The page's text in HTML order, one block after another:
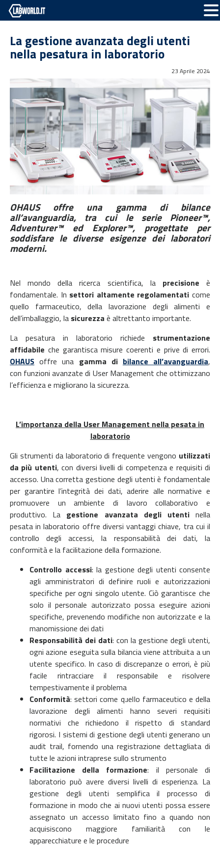
La gestione avanzata degli utenti
nella pesatura in laboratorio
23 Aprile 2024
OHAUS offre una gamma di bilance
all’avanguardia, tra cui le serie Pioneer™,
Adventurer™ ed Explorer™, progettate per
soddisfare le diverse esigenze dei laboratori
moderni.
Nel mondo della ricerca scientifica, la precisione è
fondamentale. In settori altamente regolamentati come
quello farmaceutico, della lavorazione degli alimenti e
dell’imballaggio, la sicurezza è altrettanto importante.
La pesatura in laboratorio richiede strumentazione
affidabile che garantisca misure coerenti e prive di errori.
OHAUS offre una gamma di bilance all’avanguardia,
con funzioni avanzate di User Management che ottimizzano
l’efficienza e migliorano la sicurezza.
L’importanza della User Management nella pesata in
laboratorio
Gli strumenti da laboratorio di frequente vengono utilizzati
da più utenti, con diversi livelli di competenza e requisiti di
accesso. Una corretta gestione degli utenti è fondamentale
per garantire l’integrità dei dati, aderire alle normative e
promuovere un ambiente di lavoro collaborativo e
produttivo. La gestione avanzata degli utentinella
pesata in laboratorio offre diversi vantaggi chiave, tra cui il
controllo degli accessi, la responsabilità dei dati, la
conformità e la facilitazione della formazione.
Controllo accessi: la gestione degli utenti consente
agli amministratori di definire ruoli e autorizzazioni
specifiche per ogni singolo utente. Ciò garantisce che
solo il personale autorizzato possa eseguire azioni
specifiche, prevenendo modifiche non autorizzate e la
manomissione dei dati
Responsabilità dei dati: con la gestione degli utenti,
ogni azione eseguita sulla bilancia viene attribuita a un
utente specifico. In caso di discrepanze o errori, è più
facile rintracciare il responsabile e risolvere
tempestivamente il problema
Conformità: settori come quello farmaceutico e della
lavorazione degli alimenti hanno severi requisiti
normativi che richiedono il rispetto di standard
rigorosi. I sistemi di gestione degli utenti generano un
audit trail, fornendo una registrazione dettagliata di
tutte le azioni intraprese sullo strumento
Facilitazione della formazione: il personale di
laboratorio può avere diversi livelli di esperienza. La
gestione degli utenti semplifica il processo di
formazione in modo che ai nuovi utenti possa essere
assegnato un accesso limitato fino a quando non
acquisiscono maggiore familiarità con le
apparecchiature e le procedure